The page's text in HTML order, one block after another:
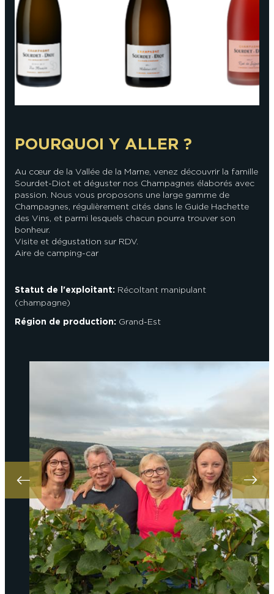
POURQUOI Y ALLER ?
Au cœur de la Vallée de la Marne, venez découvrir la famille
Sourdet-Diot et déguster nos Champagnes élaborés avec
passion. Nous vous proposons une large gamme de
Champagnes, régulièrement cités dans le Guide Hachette
des Vins, et parmi lesquels chacun pourra trouver son
bonheur.
Visite et dégustation sur RDV.
Aire de camping-car
Statut de l'exploitant: Récoltant manipulant
(champagne)
Région de production: Grand-Est